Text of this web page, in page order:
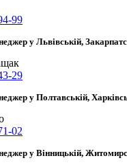
99
у Львівській,
29
у Полтавській,
02
у Вінницькій,